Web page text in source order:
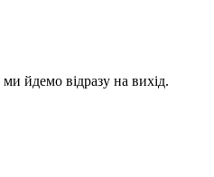
йдемо відразу на вихід.